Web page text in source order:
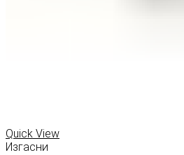
Quick View
Изгасни